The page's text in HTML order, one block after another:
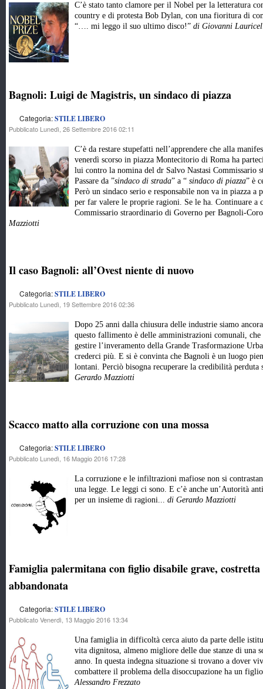
C’è stato tanto clamore per il Nobel per la letteratura
country e di protesta Bob Dylan, con una fioritura di
“…. mi leggo il suo ultimo disco!” di Giovanni
Bagnoli: Luigi de Magistris, un sindaco di piazza
Categoria:STILE LIBERO
Pubblicato Lunedì, 26 Settembre 2016 02:11
C’è da restare stupefatti nell’apprendere che alla
venerdì scorso in piazza Montecitorio di Roma ha
lui contro la nomina del dr Salvo Nastasi
Passare da ”sindaco di strada” a “ sindaco di piazza” è
Però un sindaco serio e responsabile non va in piazza
per far valere le proprie ragioni. Se le ha. Continuare a
Commissario straordinario di Governo per Bagnoli-
Mazziotti
Il caso Bagnoli: all’Ovest niente di nuovo
Categoria:STILE LIBERO
Pubblicato Lunedì, 19 Settembre 2016 02:36
Dopo 25 anni dalla chiusura delle industrie siamo
questo fallimento è delle amministrazioni comunali, che
gestire l’inveramento della Grande Trasformazione
crederci più. E si è convinta che Bagnoli è un luogo
lontani. Perciò bisogna recuperare la credibilità perduta
Gerardo Mazziotti
Scacco matto alla corruzione con una mossa
Categoria:STILE LIBERO
Pubblicato Lunedì, 16 Maggio 2016 17:28
La corruzione e le infiltrazioni mafiose non si
una legge. Le leggi ci sono. E c’è anche un’Autorità
per un insieme di ragioni... di Gerardo Mazziotti
Famiglia palermitana con figlio disabile grave,
abbandonata
Categoria:STILE LIBERO
Pubblicato Venerdì, 13 Maggio 2016 13:34
Una famiglia in difficoltà cerca aiuto da parte delle
vita dignitosa, almeno migliore delle due stanze di una
anno. In questa indegna situazione si trovano a dover
combattere il problema della disoccupazione ha un
Alessandro Frezzato